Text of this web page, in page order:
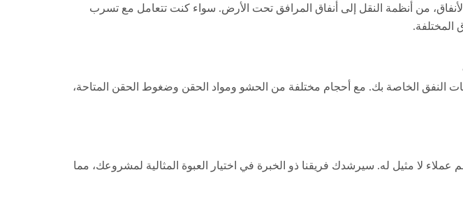
من أنظمة النقل إلى أنفاق المرافق تحت الأرض. سواء كنت تتعامل مع تسرب
المختلفة.
النفق الخاصة بك. مع أحجام مختلفة من الحشو ومواد الحقن وضغوط الحقن المتاحة،
لا مثيل له. سيرشدك فريقنا ذو الخبرة في اختيار العبوة المثالية لمشروعك، مما